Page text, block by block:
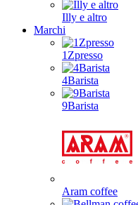
Illy e altro
Marchi
1Zpresso
4Barista
9Barista
Aram coffee